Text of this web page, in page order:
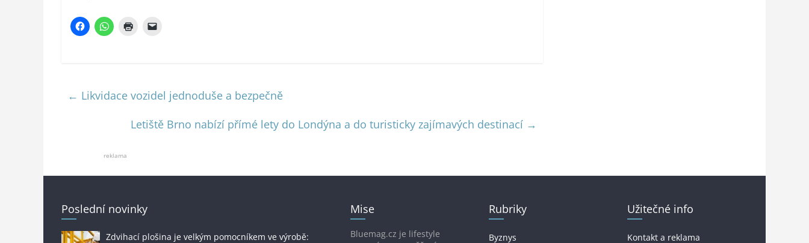
← Likvidace vozidel jednoduše a bezpečně
Letiště Brno nabízí přímé lety do Londýna a do turisticky zajímavých destinací →
reklama
Poslední novinky
Zdvihací plošina je velkým pomocníkem ve výrobě:
Mise
Bluemag.cz je lifestyle
Rubriky
Byznys
Užitečné info
Kontakt a reklama